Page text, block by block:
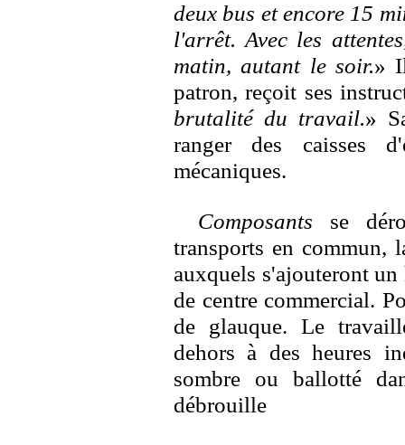
deux bus et encore 15
l'arrêt. Avec les
matin, autant le soir.»
patron, reçoit ses
brutalité du travail.»
ranger des caisses
mécaniques.
Composants se
transports en commun,
auxquels s'ajouteront
de centre commercial.
de glauque. Le
dehors à des heures
sombre ou ballotté
débrouille